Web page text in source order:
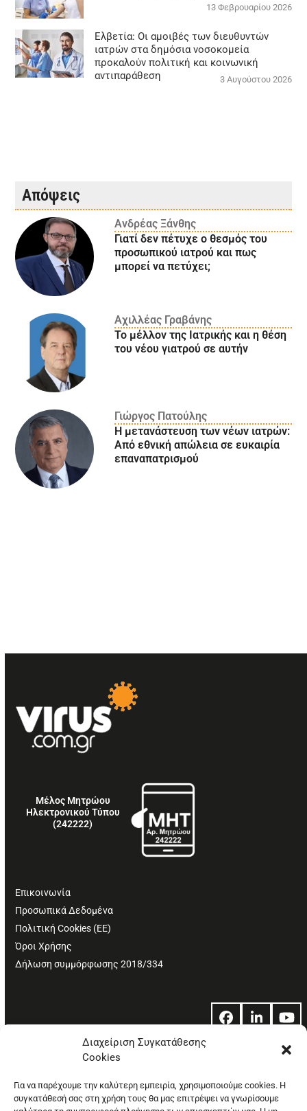
Διαχείριση Συγκατάθεσης
Cookies
Για να παρέχουμε την καλύτερη εμπειρία, χρησιμοποιούμε cookies. Η
συγκατάθεσή σας στη χρήση τους θα μας επιτρέψει να γνωρίσουμε
13 Φεβρουαρίου 2026
Ελβετία: Οι αμοιβές των διευθυντών
ιατρών στα δημόσια νοσοκομεία
προκαλούν πολιτική και κοινωνική
αντιπαράθεση
3 Αυγούστου 2026
Απόψεις
Ανδρέας Ξάνθης
Γιατί δεν πέτυχε ο θεσμός του
προσωπικού ιατρού και πως
μπορεί να πετύχει;
Αχιλλέας Γραβάνης
Το μέλλον της Ιατρικής και η θέση
του νέου γιατρού σε αυτήν
Γιώργος Πατούλης
Η μετανάστευση των νέων ιατρών:
Aπό εθνική απώλεια σε ευκαιρία
επαναπατρισμού
Μέλος Μητρώου
Ηλεκτρονικού Τύπου
(242222)
Επικοινωνία
Προσωπικά Δεδομένα
Πολιτική Cookies (ΕΕ)
Όροι Χρήσης
Δήλωση συμμόρφωσης 2018/334
Facebook
LinkedIn
© Copyright: Ethos Media S.A.